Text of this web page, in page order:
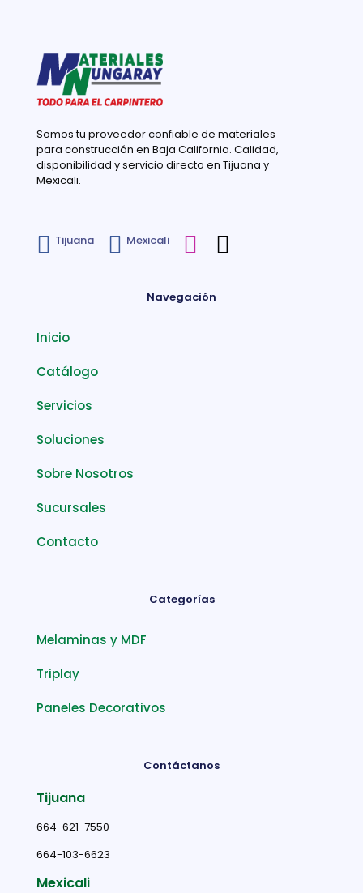
Somos tu proveedor confiable de materiales
para construcción en Baja California. Calidad,
disponibilidad y servicio directo en Tijuana y
Mexicali.
Tijuana Mexicali
Navegación
Inicio
Catálogo
Servicios
Soluciones
Sobre Nosotros
Sucursales
Contacto
Categorías
Melaminas y MDF
Triplay
Paneles Decorativos
Contáctanos
Tijuana
664-621-7550
664-103-6623
Mexicali